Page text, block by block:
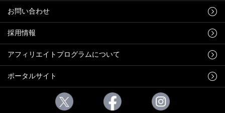
お問い合わせ
採用情報
アフィリエイトプログラムについて
ポータルサイト